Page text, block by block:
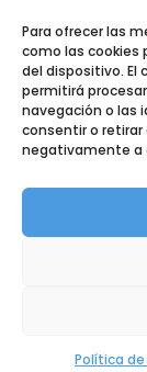
Para ofrecer las
como las cookies
del dispositivo.
permitirá
navegación o las
consentir o
negativamente a
Política
Copyright ©
Kultea
Aviso Legal